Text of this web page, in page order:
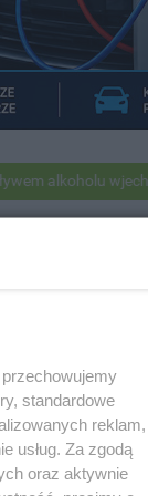
alkoholu wjechał
pokaż
standardowe
reklam,
usług. Za zgodą
oraz aktywnie